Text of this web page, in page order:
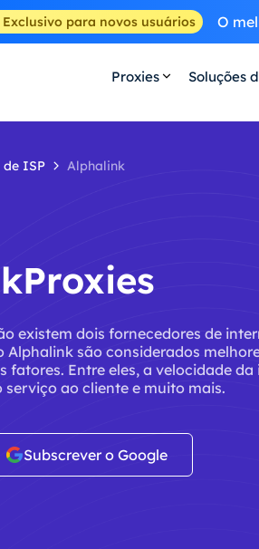
Exclusivo para novos usuários O
Proxies Soluções
ISP Alphalink
existem dois fornecedores de
Alphalink são considerados
fatores. Entre eles, a velocidade da
ao cliente e muito mais.
Subscrever o Google